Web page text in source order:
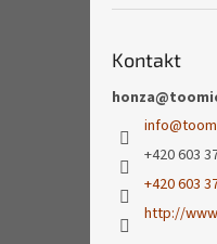
Kontakt
info@
+420 603
+420 603
http://